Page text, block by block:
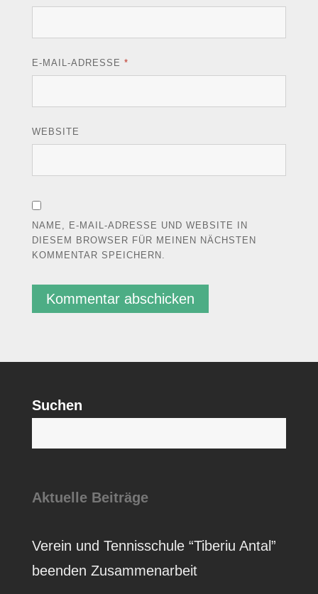
E-MAIL-ADRESSE *
WEBSITE
NAME, E-MAIL-ADRESSE UND WEBSITE IN
DIESEM BROWSER FÜR MEINEN NÄCHSTEN
KOMMENTAR SPEICHERN.
Suchen
Aktuelle Beiträge
Verein und Tennisschule “Tiberiu Antal”
beenden Zusammenarbeit